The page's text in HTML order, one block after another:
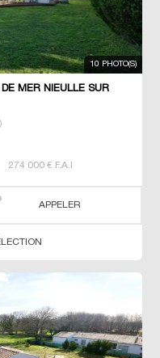
10 PHOTO(S)
MER NIEULLE SUR
274 000 € F.A.I
APPELER